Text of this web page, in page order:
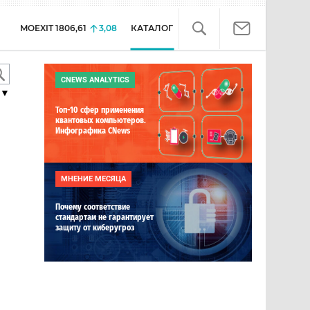
MOEXIT 1806,61 3,08 КАТАЛОГ
CNEWS ANALYTICS
Топ-10 сфер применения
квантовых компьютеров.
Инфографика CNews
МНЕНИЕ МЕСЯЦА
Почему соответствие
стандартам не гарантирует
защиту от киберугроз